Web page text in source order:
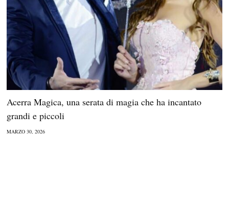
Acerra Magica, una serata di magia che ha incantato
grandi e piccoli
MARZO 30, 2026